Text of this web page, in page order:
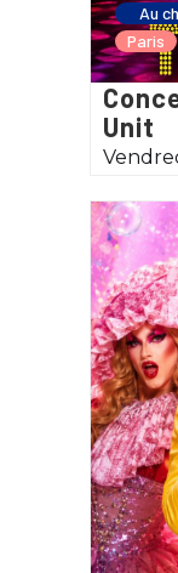
Au
Paris
Unit